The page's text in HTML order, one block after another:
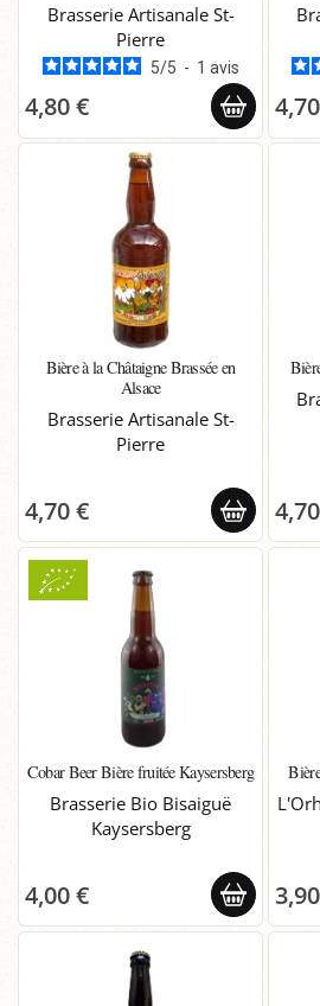
Brasserie Artisanale St-
Pierre
5/5 - 1 avis
4,80 €
Bière à la Châtaigne Brassée en
Alsace
Brasserie Artisanale St-
Pierre
4,70 €
Cobar Beer Bière fruitée Kaysersberg
Brasserie Bio Bisaiguë
Kaysersberg
4,00 €